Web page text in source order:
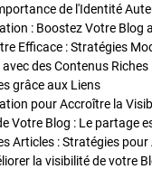
de l'Identité
Efficace : Stratégies
grâce aux Liens
pour Accroître la
Votre Blog : Le partage